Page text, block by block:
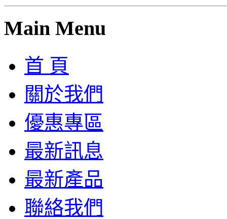
Main Menu
首 頁
關於我們
優惠專區
最新訊息
最新產品
聯絡我們